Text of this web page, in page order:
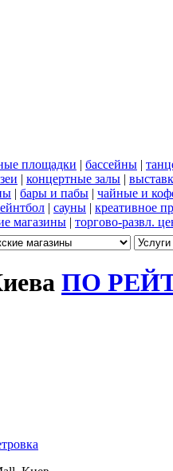
площадки | бассейны |
| концертные залы |
| бары и пабы | чайные и
| сауны | креативное
магазины | торгово-развл.
ПО